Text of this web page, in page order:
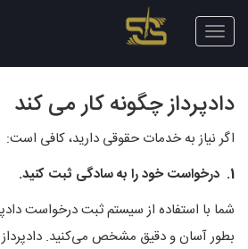
Toggle
navigation
دادپرداز چگونه کار می کند
اگر نیاز به خدمات حقوقی دارید، کافی است:
1. درخواست خود را به سادگی ثبت کنید.
شما با استفاده از سیستم ثبت درخواست
بطور آسان و دقیق مشخص می‌کنید. دادپرداز